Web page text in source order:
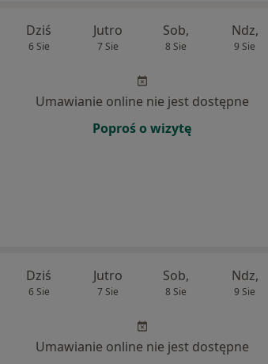
Dziś
6 Sie
Jutro
7 Sie
Sob,
8 Sie
Ndz,
9 Sie
Umawianie online nie jest dostępne
Poproś o wizytę
Dziś
6 Sie
Jutro
7 Sie
Sob,
8 Sie
Ndz,
9 Sie
Umawianie online nie jest dostępne